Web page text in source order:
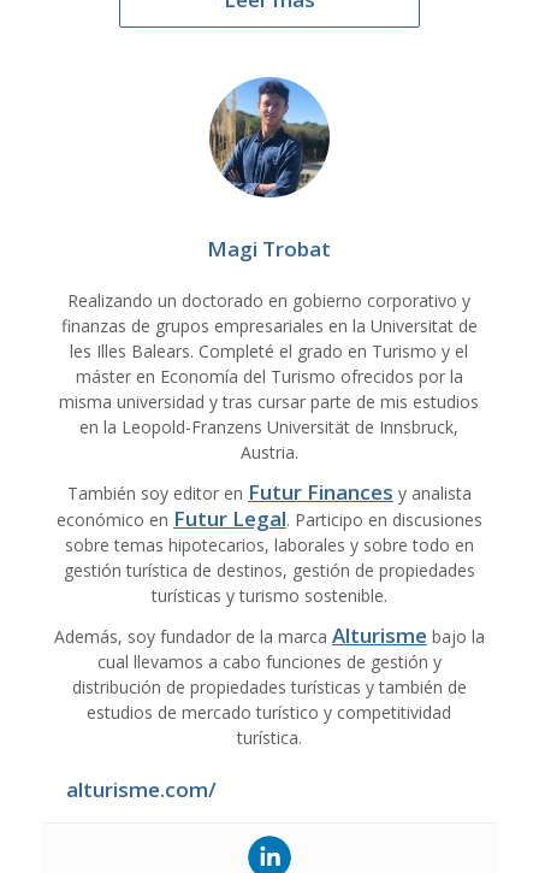
Magi Trobat
Realizando un doctorado en gobierno corporativo y
finanzas de grupos empresariales en la Universitat de
les Illes Balears. Completé el grado en Turismo y el
máster en Economía del Turismo ofrecidos por la
misma universidad y tras cursar parte de mis estudios
en la Leopold-Franzens Universität de Innsbruck,
Austria.
También soy editor en Futur Finances y analista
económico en Futur Legal. Participo en discusiones
sobre temas hipotecarios, laborales y sobre todo en
gestión turística de destinos, gestión de propiedades
turísticas y turismo sostenible.
Además, soy fundador de la marca Alturisme bajo la
cual llevamos a cabo funciones de gestión y
distribución de propiedades turísticas y también de
estudios de mercado turístico y competitividad
turística.
alturisme.com/